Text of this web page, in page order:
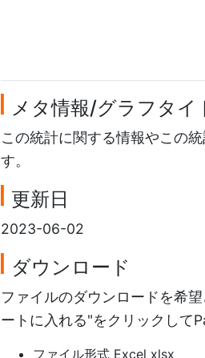
メタ情報/グラフタイ
この統計に関する情報やこの
す。
更新日
2023-06-02
ダウンロード
ファイルのダウンロードを希
ートに入れる"をクリックして
ファイル形式 Excel xlsx